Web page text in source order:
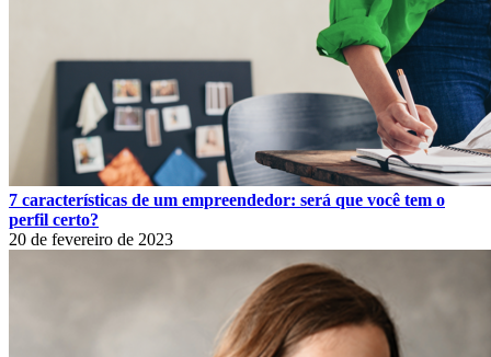
7 características de um empreendedor: será que você tem o
perfil certo?
20 de fevereiro de 2023